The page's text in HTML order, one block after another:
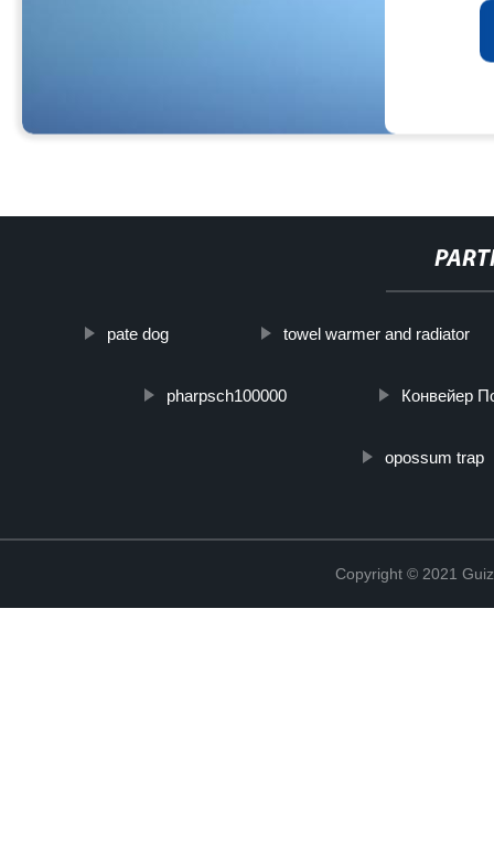
pate dog towel warmer and radiator
pharpsch100000 Конвейер
opossum trap
Copyright © 2021